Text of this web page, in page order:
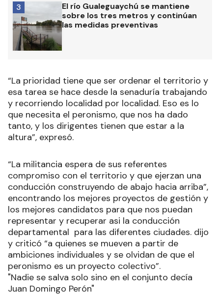
El río Gualeguaychú se mantiene
sobre los tres metros y continúan
las medidas preventivas
3
“La prioridad tiene que ser ordenar el territorio y
esa tarea se hace desde la senaduría trabajando
y recorriendo localidad por localidad. Eso es lo
que necesita el peronismo, que nos ha dado
tanto, y los dirigentes tienen que estar a la
altura”, expresó.
“La militancia espera de sus referentes
compromiso con el territorio y que ejerzan una
conducción construyendo de abajo hacia arriba”,
encontrando los mejores proyectos de gestión y
los mejores candidatos para que nos puedan
representar y recuperar asi la conducción
departamental para las diferentes ciudades. dijo
y criticó “a quienes se mueven a partir de
ambiciones individuales y se olvidan de que el
peronismo es un proyecto colectivo”.
"Nadie se salva solo sino en el conjunto decía
Juan Domingo Perón"